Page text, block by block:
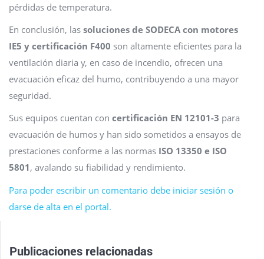
pérdidas de temperatura.
En conclusión, las soluciones de SODECA con motores
IE5 y certificación F400 son altamente eficientes para la
ventilación diaria y, en caso de incendio, ofrecen una
evacuación eficaz del humo, contribuyendo a una mayor
seguridad.
Sus equipos cuentan con certificación EN 12101-3 para
evacuación de humos y han sido sometidos a ensayos de
prestaciones conforme a las normas ISO 13350 e ISO
5801, avalando su fiabilidad y rendimiento.
Para poder escribir un comentario debe iniciar sesión o
darse de alta en el portal.
Publicaciones relacionadas